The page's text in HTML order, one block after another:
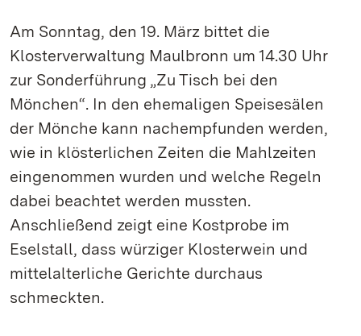
Am Sonntag, den 19. März bittet die
Klosterverwaltung Maulbronn um 14.30 Uhr
zur Sonderführung „Zu Tisch bei den
Mönchen“. In den ehemaligen Speisesälen
der Mönche kann nachempfunden werden,
wie in klösterlichen Zeiten die Mahlzeiten
eingenommen wurden und welche Regeln
dabei beachtet werden mussten.
Anschließend zeigt eine Kostprobe im
Eselstall, dass würziger Klosterwein und
mittelalterliche Gerichte durchaus
schmeckten.